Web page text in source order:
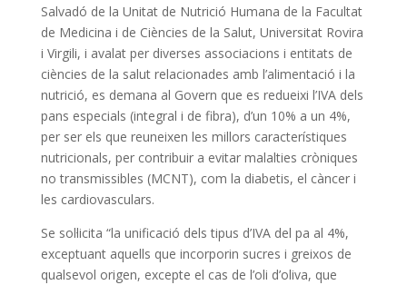
Salvadó de la Unitat de Nutrició Humana de la Facultat
de Medicina i de Ciències de la Salut, Universitat Rovira
i Virgili, i avalat per diverses associacions i entitats de
ciències de la salut relacionades amb l’alimentació i la
nutrició, es demana al Govern que es redueixi l’IVA dels
pans especials (integral i de fibra), d’un 10% a un 4%,
per ser els que reuneixen les millors característiques
nutricionals, per contribuir a evitar malalties cròniques
no transmissibles (MCNT), com la diabetis, el càncer i
les cardiovasculars.
Se sol·licita “la unificació dels tipus d’IVA del pa al 4%,
exceptuant aquells que incorporin sucres i greixos de
qualsevol origen, excepte el cas de l’oli d’oliva, que